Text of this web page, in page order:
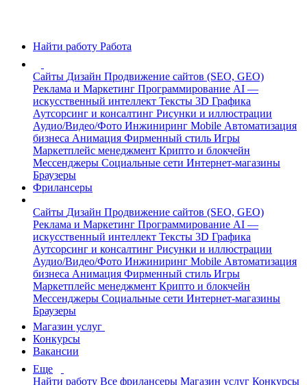
Найти работу Работа
Сайты Дизайн Продвижение сайтов (SEO, GEO)
Реклама и Маркетинг Программирование AI —
искусственный интеллект Тексты 3D Графика
Аутсорсинг и консалтинг Рисунки и иллюстрации
Аудио/Видео/Фото Инжиниринг Mobile Автоматизация
бизнеса Анимация Фирменный стиль Игры
Маркетплейс менеджмент Крипто и блокчейн
Мессенджеры Социальные сети Интернет-магазины
Браузеры
Фрилансеры
Сайты Дизайн Продвижение сайтов (SEO, GEO)
Реклама и Маркетинг Программирование AI —
искусственный интеллект Тексты 3D Графика
Аутсорсинг и консалтинг Рисунки и иллюстрации
Аудио/Видео/Фото Инжиниринг Mobile Автоматизация
бизнеса Анимация Фирменный стиль Игры
Маркетплейс менеджмент Крипто и блокчейн
Мессенджеры Социальные сети Интернет-магазины
Браузеры
Магазин услуг
Конкурсы
Вакансии
Еще
Найти работу Все фрилансеры Магазин услуг Конкурсы